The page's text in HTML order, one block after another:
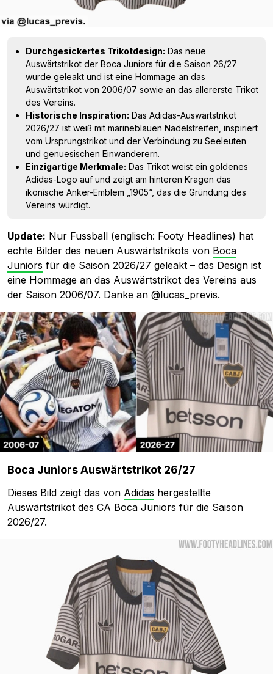
Durchgesickertes Trikotdesign: Das neue
Auswärtstrikot der Boca Juniors für die Saison 26/27
wurde geleakt und ist eine Hommage an das
Auswärtstrikot von 2006/07 sowie an das allererste Trikot
des Vereins.
Historische Inspiration: Das Adidas-Auswärtstrikot
2026/27 ist weiß mit marineblauen Nadelstreifen, inspiriert
vom Ursprungstrikot und der Verbindung zu Seeleuten
und genuesischen Einwanderern.
Einzigartige Merkmale: Das Trikot weist ein goldenes
Adidas-Logo auf und zeigt am hinteren Kragen das
ikonische Anker-Emblem „1905“, das die Gründung des
Vereins würdigt.
Update: Nur Fussball (englisch: Footy Headlines) hat
echte Bilder des neuen Auswärtstrikots von Boca
Juniors für die Saison 2026/27 geleakt – das Design ist
eine Hommage an das Auswärtstrikot des Vereins aus
der Saison 2006/07. Danke an @lucas_previs.
Boca Juniors Auswärtstrikot 26/27
Dieses Bild zeigt das von Adidas hergestellte
Auswärtstrikot des CA Boca Juniors für die Saison
2026/27.